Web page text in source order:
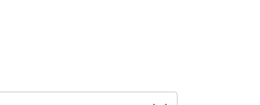
estágios durante o processo
legislativas na CLDF podem ser